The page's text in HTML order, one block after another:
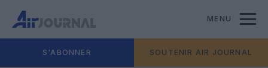
MENU
S'ABONNER SOUTENIR AIR JOURNAL